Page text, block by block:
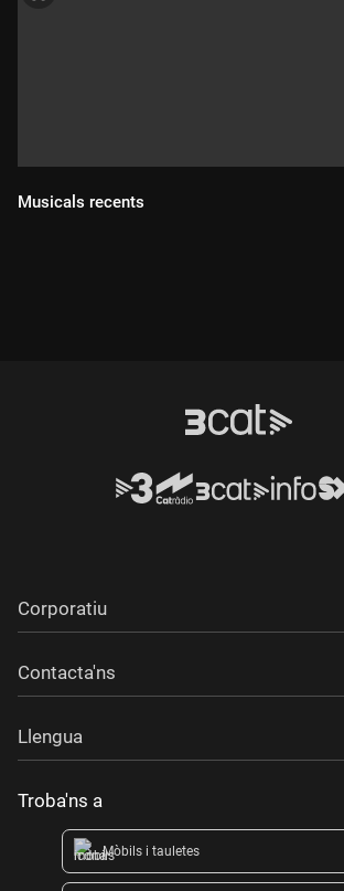
Musicals recents
Corporatiu
Contacta'ns
Llengua
Troba'ns a
Mòbils i tauletes